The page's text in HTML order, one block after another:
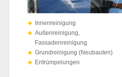
Innenreinigung
Außenreinigung,
Fassadenreinigung
Grundreinigung (Neubauten)
Entrümpelungen